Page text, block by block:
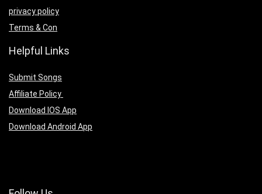
privacy policy
Terms & Con
Helpful Links
Submit Songs
Affiliate Policy
Download IOS App
Download Android App